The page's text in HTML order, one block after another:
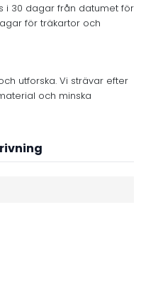
i 30 dagar från datumet för
för träkartor och
utforska. Vi strävar efter
och minska